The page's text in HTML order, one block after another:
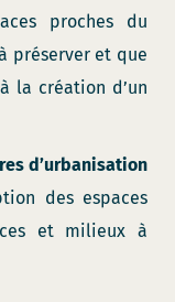
proches du
préserver et que
la création d’un
d’urbanisation
des espaces
et milieux à